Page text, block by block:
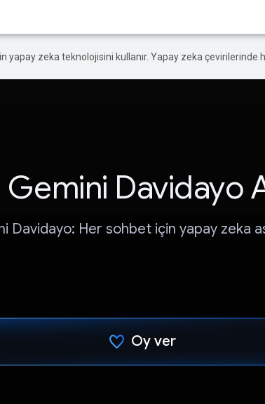
zeka teknolojisini kullanır. Yapay zeka çevirilerinde
Gemini Davidayo
Davidayo: Her sohbet için yapay zeka
Oy ver